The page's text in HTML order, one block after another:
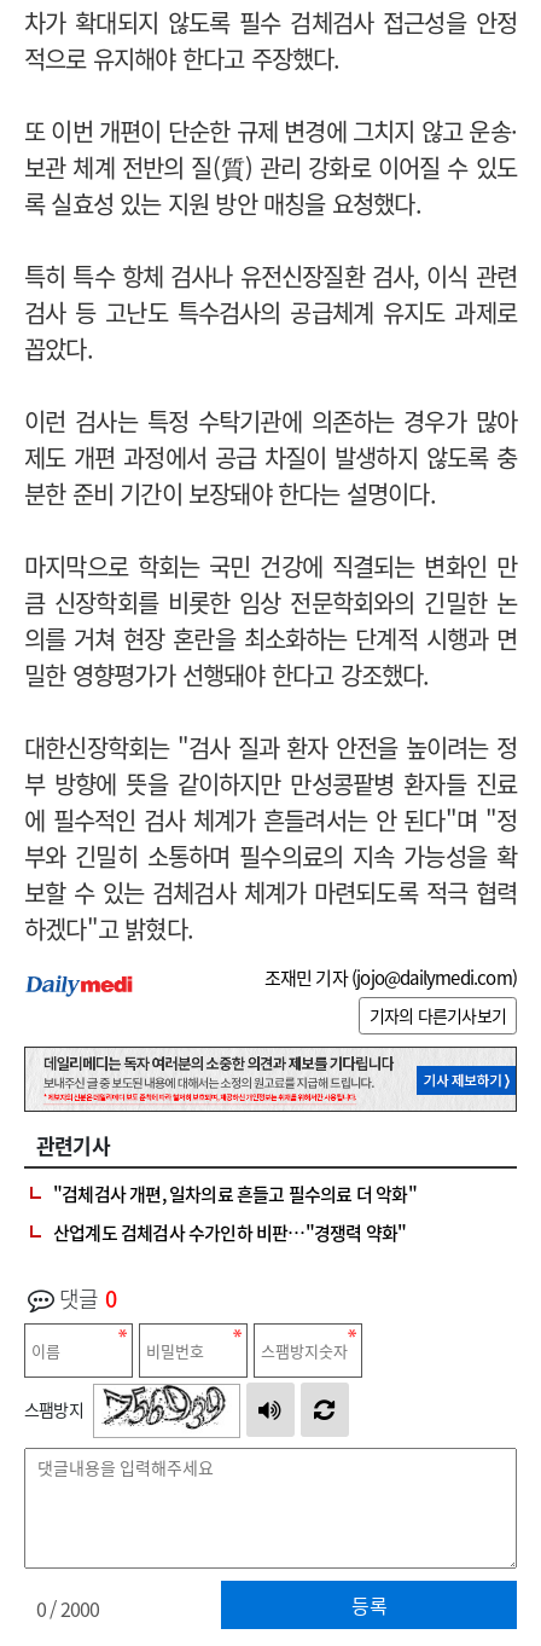
차가 확대되지 않도록 필수 검체검사 접근성을 안정
적으로 유지해야 한다고 주장했다.
또 이번 개편이 단순한 규제 변경에 그치지 않고 운송·
보관 체계 전반의 질(質) 관리 강화로 이어질 수 있도
록 실효성 있는 지원 방안 매칭을 요청했다.
특히 특수 항체 검사나 유전신장질환 검사, 이식 관련
검사 등 고난도 특수검사의 공급체계 유지도 과제로
꼽았다.
이런 검사는 특정 수탁기관에 의존하는 경우가 많아
제도 개편 과정에서 공급 차질이 발생하지 않도록 충
분한 준비 기간이 보장돼야 한다는 설명이다.
마지막으로 학회는 국민 건강에 직결되는 변화인 만
큼 신장학회를 비롯한 임상 전문학회와의 긴밀한 논
의를 거쳐 현장 혼란을 최소화하는 단계적 시행과 면
밀한 영향평가가 선행돼야 한다고 강조했다.
대한신장학회는 "검사 질과 환자 안전을 높이려는 정
부 방향에 뜻을 같이하지만 만성콩팥병 환자들 진료
에 필수적인 검사 체계가 흔들려서는 안 된다"며 "정
부와 긴밀히 소통하며 필수의료의 지속 가능성을 확
보할 수 있는 검체검사 체계가 마련되도록 적극 협력
하겠다"고 밝혔다.
조재민 기자 (jojo@dailymedi.com)
기자의 다른기사보기
관련기사
"검체검사 개편, 일차의료 흔들고 필수의료 더 악화"
산업계도 검체검사 수가인하 비판…"경쟁력 약화"
댓글 0
스팸방지
등록
0/ 2000